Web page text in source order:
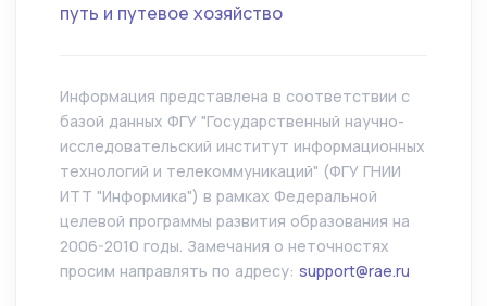
путь и путевое хозяйство
Информация представлена в соответствии с
базой данных ФГУ "Государственный научно-
исследовательский институт информационных
технологий и телекоммуникаций" (ФГУ ГНИИ
ИТТ "Информика") в рамках Федеральной
целевой программы развития образования на
2006-2010 годы. Замечания о неточностях
просим направлять по адресу: support@rae.ru